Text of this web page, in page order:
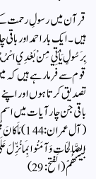
قرآن میں رسولِ رحمت کے
ہیں۔ ایک بار احمد اور
قوم سے فرما رہے ہیں کہ
تصدیق کرتا ہوں اور
باقی جن چار آیات میں
بَيْنَهُمْ (الفتح:29)